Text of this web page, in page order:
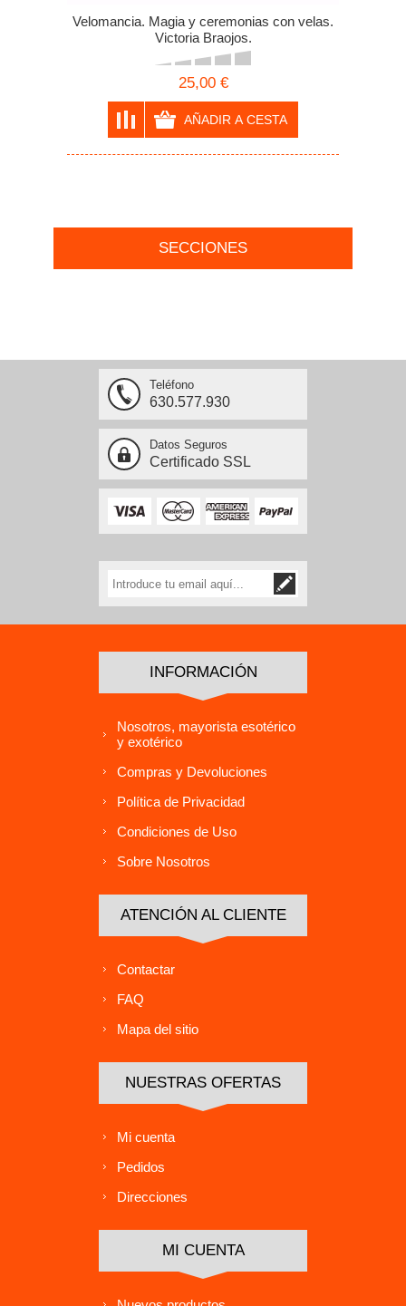
Velomancia. Magia y ceremonias con velas.
Victoria Braojos.
25,00 €
SECCIONES
Teléfono
630.577.930
Datos Seguros
Certificado SSL
INFORMACIÓN
Nosotros, mayorista esotérico
y exotérico
Compras y Devoluciones
Política de Privacidad
Condiciones de Uso
Sobre Nosotros
ATENCIÓN AL CLIENTE
Contactar
FAQ
Mapa del sitio
NUESTRAS OFERTAS
Mi cuenta
Pedidos
Direcciones
MI CUENTA